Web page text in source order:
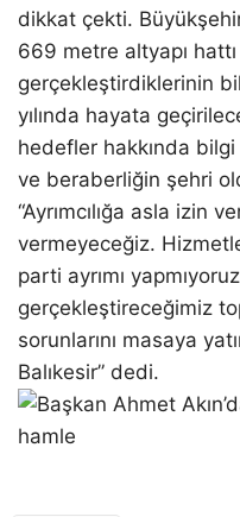
dikkat çekti.
669 metre altyapı
gerçekleştirdiklerinin
yılında hayata
hedefler hakkında bilgi
ve beraberliğin şehri
“Ayrımcılığa asla izin
vermeyeceğiz.
parti ayrımı
gerçekleştireceğimiz
sorunlarını masaya
Balıkesir” dedi.